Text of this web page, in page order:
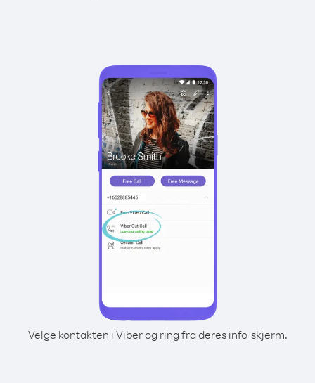
Velge kontakten i Viber og ring fra deres info-skjerm.